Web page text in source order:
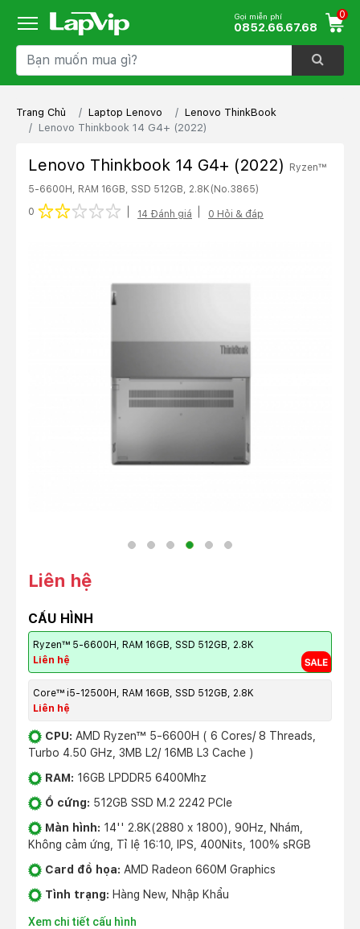
Gọi miễn phí
0852.66.67.68
0
Trang Chủ Laptop Lenovo
Lenovo ThinkBook
Lenovo Thinkbook 14 G4+ (2022)
Lenovo Thinkbook 14 G4+ (2022)
Ryzen™
5-6600H, RAM 16GB, SSD 512GB, 2.8K (No.3865)
0
5 stars
4 stars
3 stars
2 stars
1 star 14 Đánh giá 0 Hỏi & đáp
Liên hệ
CẤU HÌNH
Ryzen™ 5-6600H, RAM 16GB, SSD 512GB, 2.8K
Liên hệ
Core™ i5-12500H, RAM 16GB, SSD 512GB, 2.8K
Liên hệ
CPU: AMD Ryzen™ 5-6600H ( 6 Cores/ 8 Threads,
Turbo 4.50 GHz, 3MB L2/ 16MB L3 Cache )
RAM: 16GB LPDDR5 6400Mhz
Ổ cứng: 512GB SSD M.2 2242 PCIe
Màn hình: 14'' 2.8K(2880 x 1800), 90Hz, Nhám,
Không cảm ứng, Tỉ lệ 16:10, IPS, 400Nits, 100% sRGB
Card đồ họa: AMD Radeon 660M Graphics
Tình trạng: Hàng New, Nhập Khẩu
Xem chi tiết cấu hình